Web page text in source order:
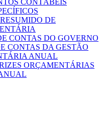
CONTÁBEIS
DE
CONTAS DO GOVERNO
CONTAS DA GESTÃO
ANUAL
ORÇAMENTÁRIAS